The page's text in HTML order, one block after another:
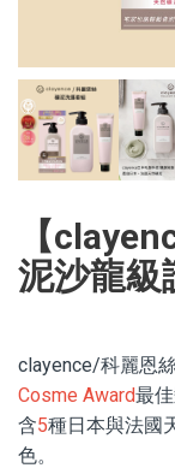
【
泥沙龍級
clayence/科麗恩
Cosme Award最佳
含5種日本與法國
色。